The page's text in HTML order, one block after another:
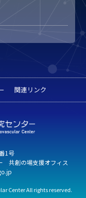
関連リンク
1号
共創の場支援オフィス
Center All rights reserved.